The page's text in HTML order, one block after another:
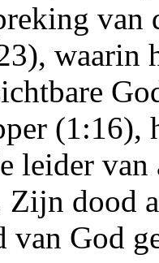
van
waarin
leider
Zijn dood
God